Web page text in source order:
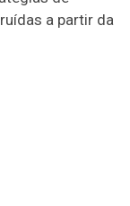
a partir da